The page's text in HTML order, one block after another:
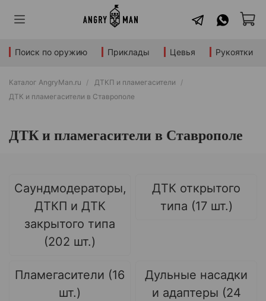
Поиск по оружию Приклады Цевья Рукоятки
Каталог AngryMan.ru
ДТКП и пламегасители
ДТК и пламегасители в Ставрополе
ДТК и пламегасители в Ставрополе
Саундмодераторы,
ДТКП и ДТК
закрытого типа
(202 шт.)
ДТК открытого
типа (17 шт.)
Пламегасители (16
шт.)
Дульные насадки
и адаптеры (24